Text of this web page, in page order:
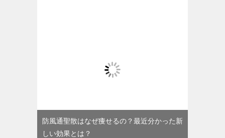
防風通聖散はなぜ痩せるの？最近分かった新
しい効果とは？